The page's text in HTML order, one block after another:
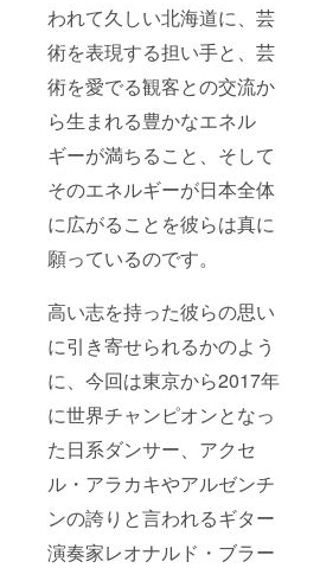
われて久しい北海道に、芸
術を表現する担い手と、芸
術を愛でる観客との交流か
ら生まれる豊かなエネル
ギーが満ちること、そして
そのエネルギーが日本全体
に広がることを彼らは真に
願っているのです。
高い志を持った彼らの思い
に引き寄せられるかのよう
に、今回は東京から2017年
に世界チャンピオンとなっ
た日系ダンサー、アクセ
ル・アラカキやアルゼンチ
ンの誇りと言われるギター
演奏家レオナルド・ブラー